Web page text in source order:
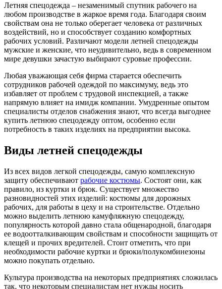
Летняя спецодежда – незаменимый спутник рабочего на
любом производстве в жаркое время года. Благодаря своим
свойствам она не только оберегает человека от различных
воздействий, но и способствует созданию комфортных
рабочих условий. Различают модели летней спецодежды
мужские и женские, что неудивительно, ведь в современном
мире девушки зачастую выбирают суровые профессии.
Любая уважающая себя фирма старается обеспечить
сотрудников рабочей одеждой по максимуму, ведь это
избавляет от проблем с трудовой инспекцией, а также
напрямую влияет на имидж компании. Умудренные опытом
специалисты отделов снабжения знают, что всегда выгоднее
купить летнюю спецодежду оптом, особенно если
потребность в таких изделиях на предприятии высока.
Виды летней спецодежды
Из всех видов легкой спецодежды, самую комплексную
защиту обеспечивают рабочие костюмы. Состоят они, как
правило, из куртки и брюк. Существует множество
разновидностей этих изделий: костюмы для дорожных
рабочих, для работы в цеху и на строительстве. Отдельно
можно выделить летнюю камуфляжную спецодежду,
популярность которой давно стала общенародной, благодаря
ее водоотталкивающим свойствам и способности защищать от
клещей и прочих вредителей. Стоит отметить, что при
необходимости рабочие куртки и брюки/полукомбинезоны
можно покупать отдельно.
Культура производства на некоторых предприятиях сложилась
так, что некоторым специалистам нет нужды носить